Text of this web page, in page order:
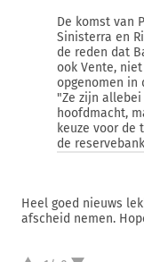
De komst van
Sinisterra en
de reden dat
ook Vente,
opgenomen in
"Ze zijn
hoofdmacht,
keuze voor de
de
Heel goed nieuws
afscheid nemen.